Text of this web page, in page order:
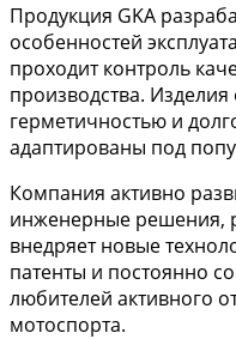
Продукция GKA
особенностей
проходит контроль
производства.
герметичностью и
адаптированы под
Компания активно
инженерные решения,
внедряет новые
патенты и постоянно
любителей активного
мотоспорта.